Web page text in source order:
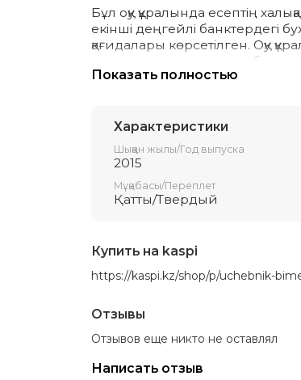
Бұл оқу құралында есептің
екінші деңгейлі банктердегі
қағидалары көрсетілген. Оқу
сұрақтары, логикалық
келтірілген. Сонымен қатар,
Жоғары оқу орындары
оқытушыларға және банктегі
қызықтыратын басқа да
Показать полностью
Характеристики
Шыққан жылы/Год выпуска
2015
Мұқабасы/Переплет
Қатты/Твердый
Купить на kaspi
https://kaspi.kz/shop/p/uchebnik-
Отзывы
Отзывов еще никто не оставлял
Написать отзыв